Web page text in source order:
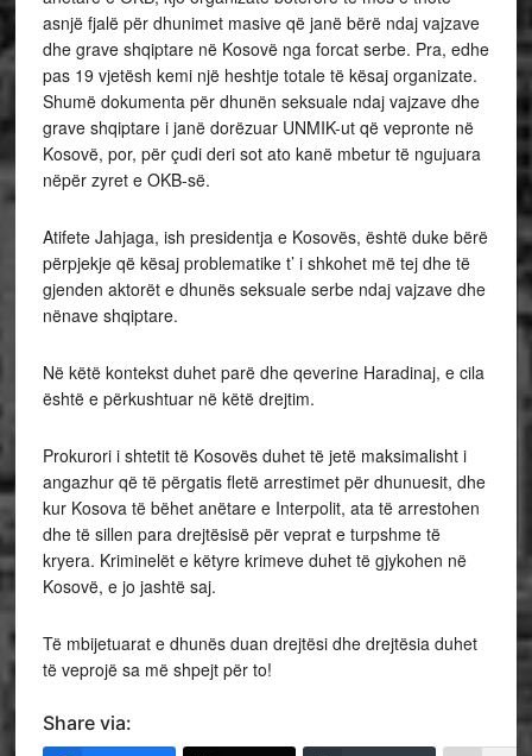
asnjë fjalë për dhunimet masive që janë bërë ndaj vajzave
dhe grave shqiptare në Kosovë nga forcat serbe. Pra, edhe
pas 19 vjetësh kemi një heshtje totale të kësaj organizate.
Shumë dokumenta për dhunën seksuale ndaj vajzave dhe
grave shqiptare i janë dorëzuar UNMIK-ut që vepronte në
Kosovë, por, për çudi deri sot ato kanë mbetur të ngujuara
nëpër zyret e OKB-së.
Atifete Jahjaga, ish presidentja e Kosovës, është duke bërë
përpjekje që kësaj problematike t’ i shkohet më tej dhe të
gjenden aktorët e dhunës seksuale serbe ndaj vajzave dhe
nënave shqiptare.
Në këtë kontekst duhet parë dhe qeverine Haradinaj, e cila
është e përkushtuar në këtë drejtim.
Prokurori i shtetit të Kosovës duhet të jetë maksimalisht i
angazhur që të përgatis fletë arrestimet për dhunuesit, dhe
kur Kosova të bëhet anëtare e Interpolit, ata të arrestohen
dhe të sillen para drejtësisë për veprat e turpshme të
kryera. Kriminelët e këtyre krimeve duhet të gjykohen në
Kosovë, e jo jashtë saj.
Të mbijetuarat e dhunës duan drejtësi dhe drejtësia duhet
të veprojë sa më shpejt për to!
Share via: